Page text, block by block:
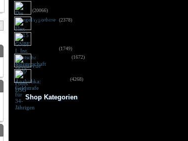
(20066)
Flex 05/15 (2378)
(1749)
Sportrevue 6/15 (1672)
für 34-Jährigen
(4268)
Shop Kategorien
Frauen Fitness